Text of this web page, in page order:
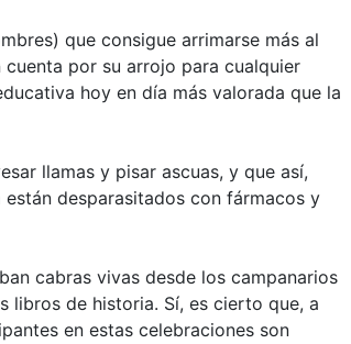
que consigue arrimarse más al
por su arrojo para cualquier
hoy en día más valorada que la
llamas y pisar ascuas, y que así,
desparasitados con fármacos y
cabras vivas desde los campanarios
libros de historia. Sí, es cierto que, a
en estas celebraciones son